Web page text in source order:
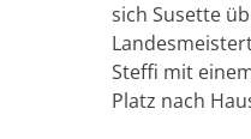
sich Susette
Steffi mit
Platz nach